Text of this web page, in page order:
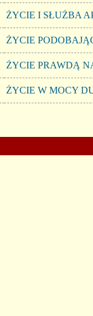
ŻYCIE I SŁUŻBA
ŻYCIE
ŻYCIE PRAWDĄ
ŻYCIE W MOCY